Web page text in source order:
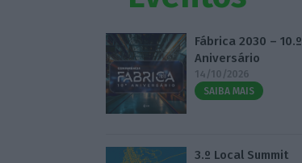
Fábrica 2030 – 10.º
Aniversário
14/10/2026
SAIBA MAIS
3.º Local Summit